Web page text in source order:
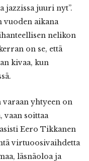
jazzissa juuri nyt”.
vuoden aikana
nelikon
on se, että
kivaa, kun
yhtyeen on
vaan soittaa
Eero Tikkanen
virtuoosivaihdetta
läsnäoloa ja